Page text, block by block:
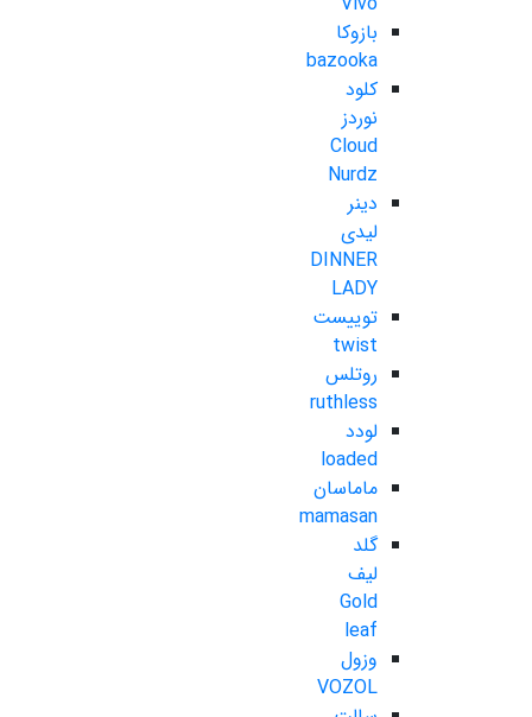
بازوکا
bazooka
کلود
نوردز
Cloud
Nurdz
دینر
لیدی
DINNER
LADY
توییست
twist
روتلس
ruthless
لودد
loaded
ماماسان
mamasan
گلد
لیف
Gold
leaf
وزول
VOZOL